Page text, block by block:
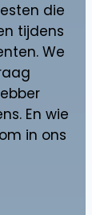
die
tijdens
We
En wie
in ons